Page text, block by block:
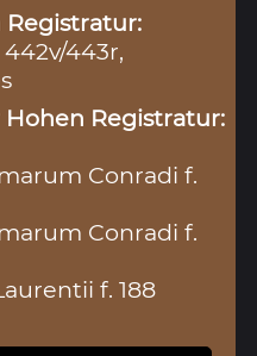
442v/443r,
Registratur:
Conradi f.
Conradi f.
f. 188